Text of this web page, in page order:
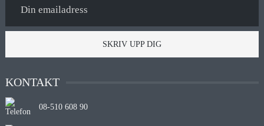
SKRIV UPP DIG
KONTAKT
08-510 608 90